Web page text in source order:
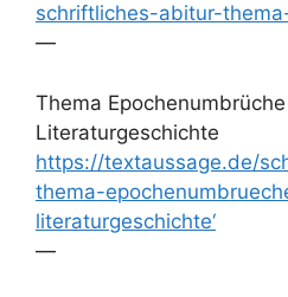
schriftliches-abitur-
—
Thema
Literaturgeschichte
https://textaussage.de/
thema-
literaturgeschichte‘
—